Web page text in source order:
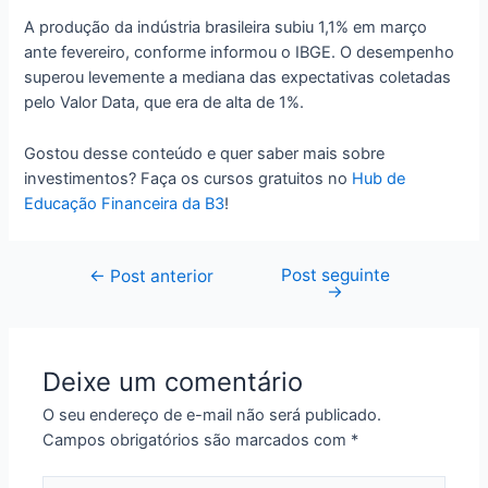
A produção da indústria brasileira subiu 1,1% em março
ante fevereiro, conforme informou o IBGE. O desempenho
superou levemente a mediana das expectativas coletadas
pelo Valor Data, que era de alta de 1%.
Gostou desse conteúdo e quer saber mais sobre
investimentos? Faça os cursos gratuitos no Hub de
Educação Financeira da B3!
Navegação
← Post anterior Post seguinte
→
Deixe um comentário
O seu endereço de e-mail não será publicado.
Campos obrigatórios são marcados com *